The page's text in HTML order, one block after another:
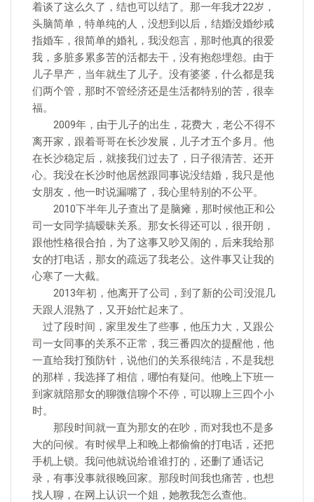
着谈了这么久了，结也可以结了。那一年我才22岁，
头脑简单，特单纯的人，没想到以后，结婚没婚纱戒
指婚车，很简单的婚礼，我没怨言，那时他真的很爱
我，多脏多累多苦的活都去干，没有抱怨埋怨。由于
儿子早产，当年就生了儿子。没有婆婆，什么都是我
们两个管，那时不管经济还是生活都特别的苦，很幸
福。
2009年，由于儿子的出生，花费大，老公不得不
离开家，跟着哥哥在长沙发展，儿子才五个多月。他
在长沙稳定后，就接我们过去了，日子很清苦、还开
心。我没在长沙时他居然跟同事说没结婚，我只是他
女朋友，他一时说漏嘴了，我心里特别的不公平。
2010下半年儿子查出了是脑瘫，那时候他正和公
司一女同学搞暧昧关系。那女长得还可以，很开朗，
跟他性格很合拍，为了这事又吵又闹的，后来我给那
女的打电话，那女的疏远了我老公。这件事又让我的
心寒了一大截。
2013年初，他离开了公司，到了新的公司没混几
天跟人混熟了，又开始忙起来了。
过了段时间，家里发生了些事，他压力大，又跟公
司一女同事的关系不正常，我三番四次的提醒他，他
一直给我打预防针，说他们的关系很纯洁，不是我想
的那样，我选择了相信，哪怕有疑问。他晚上下班一
到家就陪那女的聊微信聊个不停，可以聊上三四个小
时。
那段时间就一直为那女的在吵，而对我也不是多
大的问候。有时候早上和晚上都偷偷的打电话，还把
手机上锁。我问他就说给谁谁打的，还删了通话记
录，有事没事就很晚回家。那段时间我也痛苦，也想
找人聊，在网上认识一个姐，她教我怎么查他。